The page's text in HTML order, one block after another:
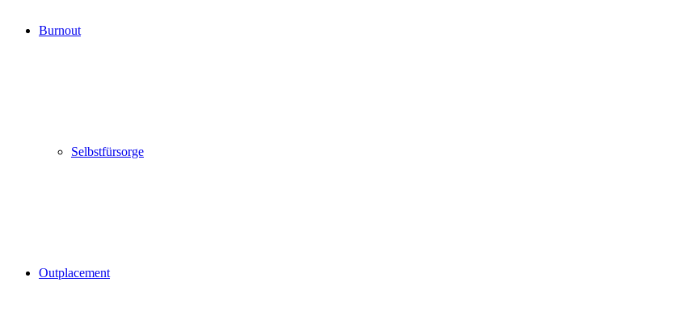
Burnout
Selbstfürsorge
Outplacement